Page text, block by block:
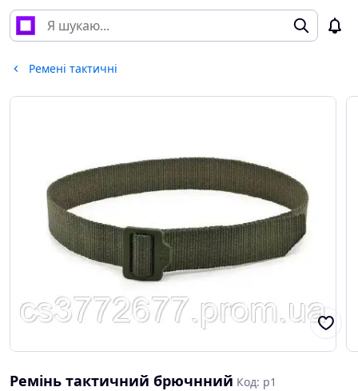
Ремені тактичні
Ремінь тактичний брючнний Код: р1